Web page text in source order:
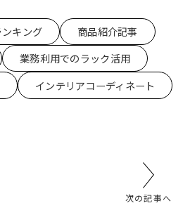
ンキング
商品紹介記事
業務利用でのラック活用
インテリアコーディネート
次の記事へ